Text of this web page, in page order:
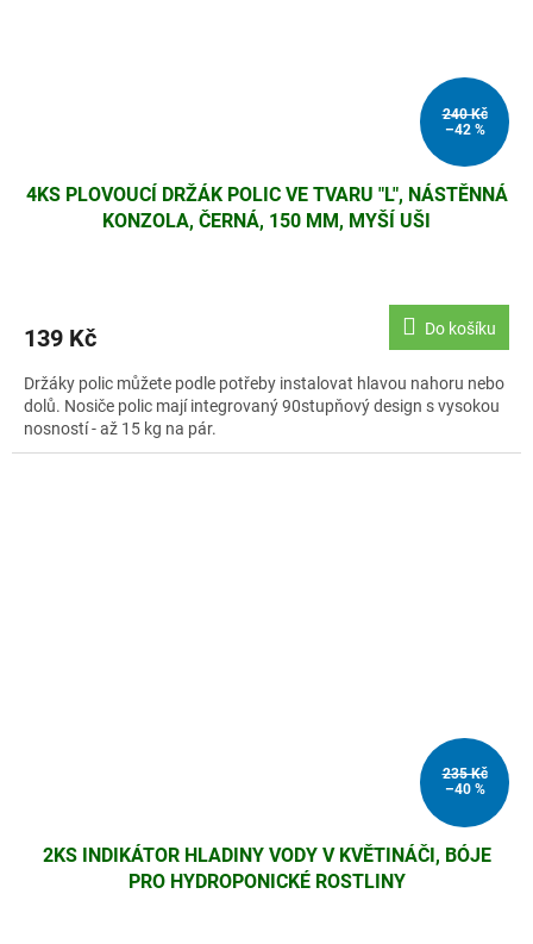
240 Kč
–42 %
4KS PLOVOUCÍ DRŽÁK POLIC VE TVARU "L", NÁSTĚNNÁ
KONZOLA, ČERNÁ, 150 MM, MYŠÍ UŠI
139 Kč Do košíku
Držáky polic můžete podle potřeby instalovat hlavou nahoru nebo
dolů. Nosiče polic mají integrovaný 90stupňový design s vysokou
nosností - až 15 kg na pár.
235 Kč
–40 %
2KS INDIKÁTOR HLADINY VODY V KVĚTINÁČI, BÓJE
PRO HYDROPONICKÉ ROSTLINY